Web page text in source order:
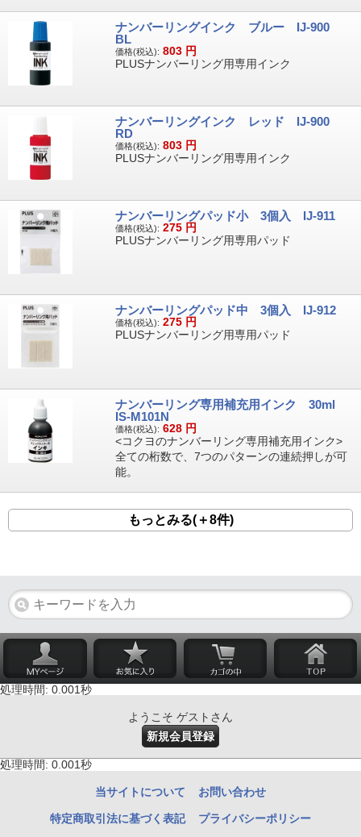
ナンバーリングインク ブルー IJ-900
BL
価格(税込): 803 円
PLUSナンバーリング用専用インク
ナンバーリングインク レッド IJ-900
RD
価格(税込): 803 円
PLUSナンバーリング用専用インク
ナンバーリングパッド小 3個入 IJ-911
価格(税込): 275 円
PLUSナンバーリング用専用パッド
ナンバーリングパッド中 3個入 IJ-912
価格(税込): 275 円
PLUSナンバーリング用専用パッド
ナンバーリング専用補充用インク 30ml
IS-M101N
価格(税込): 628 円
<コクヨのナンバーリング専用補充用インク>
全ての桁数で、7つのパターンの連続押しが可
能。
もっとみる(＋8件)
処理時間: 0.001秒
ようこそ ゲストさん
新規会員登録
処理時間: 0.001秒
当サイトについて お問い合わせ
特定商取引法に基づく表記 プライバシーポリシー